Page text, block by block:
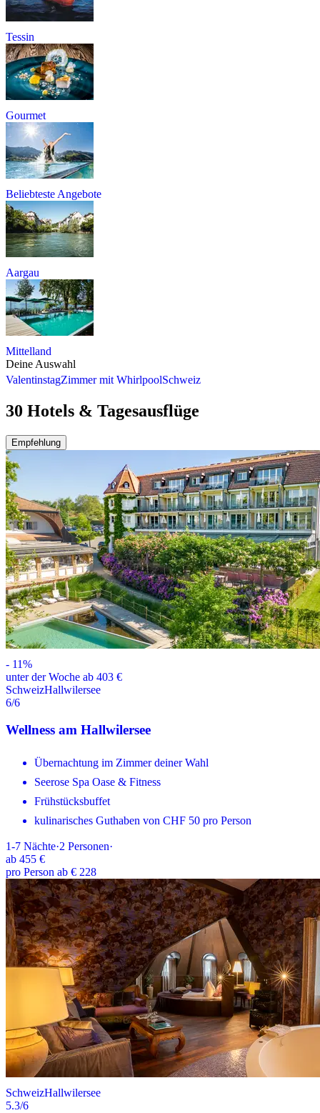
Tessin
Gourmet
Beliebteste Angebote
Aargau
Mittelland
Deine Auswahl
ValentinstagZimmer mit WhirlpoolSchweiz
30 Hotels & Tagesausflüge
Empfehlung
- 11%
unter der Woche ab 403 €
SchweizHallwilersee
6/6
Wellness am Hallwilersee
Übernachtung im Zimmer deiner Wahl
Seerose Spa Oase & Fitness
Frühstücksbuffet
kulinarisches Guthaben von CHF 50 pro Person
1-7 Nächte·2 Personen·
ab 455 €
pro Person ab € 228
SchweizHallwilersee
5.3/6